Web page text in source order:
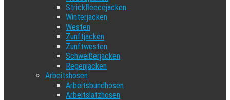
Strickfleecejacken
Winterjacken
Westen
Zunftjacken
Zunftwesten
Schweißerjacken
Regenjacken
Arbeitshosen
Arbeitsbundhosen
Arbeitslatzhosen